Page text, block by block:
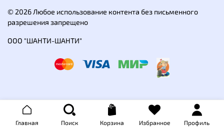
© 2026 Любое использование контента без письменного
разрешения запрещено
ООО "ШАНТИ-ШАНТИ"
Главная Поиск Корзина Избранное Профиль